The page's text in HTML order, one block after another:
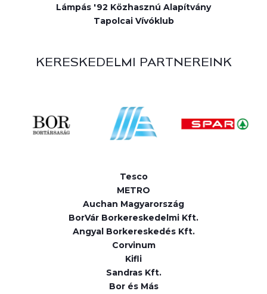
Lámpás '92 Közhasznú Alapítvány
Tapolcai Vívóklub
KERESKEDELMI PARTNEREINK
Tesco
METRO
Auchan Magyarország
BorVár Borkereskedelmi Kft.
Angyal Borkereskedés Kft.
Corvinum
Kifli
Sandras Kft.
Bor és Más